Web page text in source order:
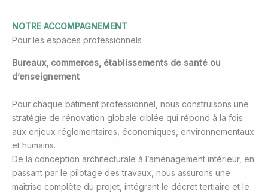
NOTRE ACCOMPAGNEMENT
Pour les espaces professionnels
Bureaux, commerces, établissements de santé ou
d’enseignement
Pour chaque bâtiment professionnel, nous construisons une
stratégie de rénovation globale ciblée qui répond à la fois
aux enjeux réglementaires, économiques, environnementaux
et humains.
De la conception architecturale à l’aménagement intérieur, en
passant par le pilotage des travaux, nous assurons une
maîtrise complète du projet, intégrant le décret tertiaire et le